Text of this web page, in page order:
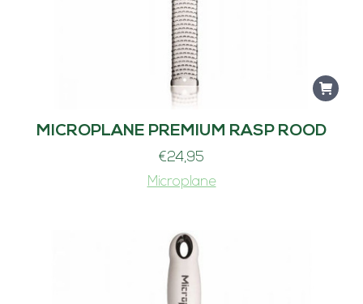
MICROPLANE PREMIUM RASP ROOD
€24,95
Microplane